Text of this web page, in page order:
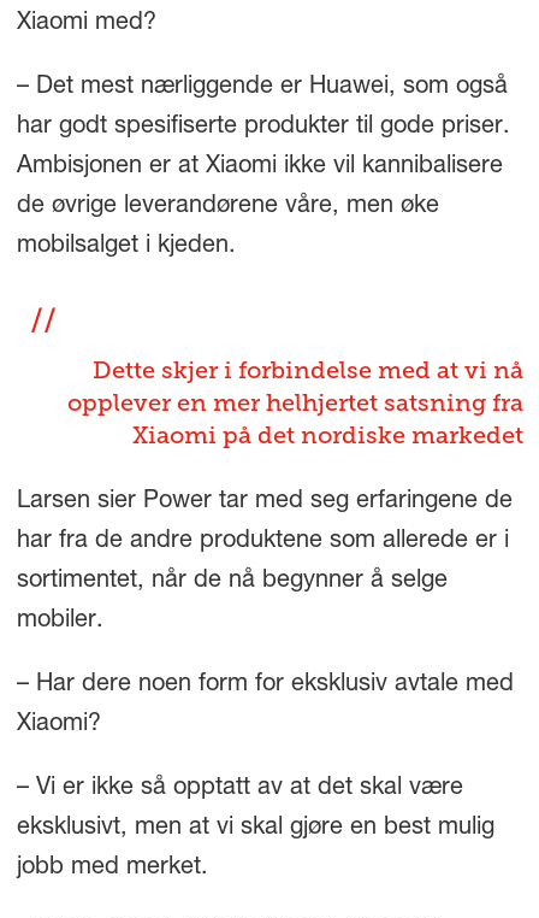
Xiaomi med?
– Det mest nærliggende er Huawei, som også
har godt spesifiserte produkter til gode priser.
Ambisjonen er at Xiaomi ikke vil kannibalisere
de øvrige leverandørene våre, men øke
mobilsalget i kjeden.
Dette skjer i forbindelse med at vi nå
opplever en mer helhjertet satsning fra
Xiaomi på det nordiske markedet
Larsen sier Power tar med seg erfaringene de
har fra de andre produktene som allerede er i
sortimentet, når de nå begynner å selge
mobiler.
– Har dere noen form for eksklusiv avtale med
Xiaomi?
– Vi er ikke så opptatt av at det skal være
eksklusivt, men at vi skal gjøre en best mulig
jobb med merket.